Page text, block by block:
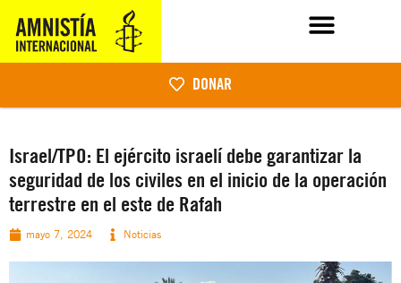
DONAR
Israel/TPO: El ejército israelí debe garantizar la
seguridad de los civiles en el inicio de la operación
terrestre en el este de Rafah
mayo 7, 2024 Noticias